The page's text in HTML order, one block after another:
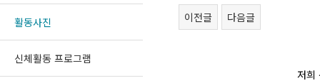
활동사진
신체활동 프로그램
이전글 다음글
저희